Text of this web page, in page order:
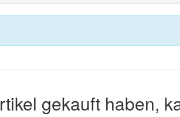
gekauft haben,